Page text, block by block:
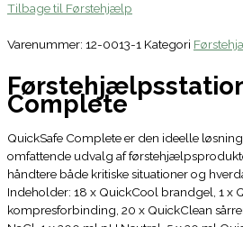
Tilbage til Førstehjælp
Varenummer: 12-0013-1 Kategori
Complete
QuickSafe Complete er den ideelle
omfattende udvalg af
håndtere både kritiske situationer og
Indeholder: 18 x QuickCool brandgel, 1 x
kompresforbinding, 20 x QuickClean